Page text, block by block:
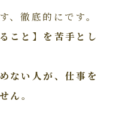
、徹底的にです。
こと】を苦手とし
ない人が、仕事を
ん。